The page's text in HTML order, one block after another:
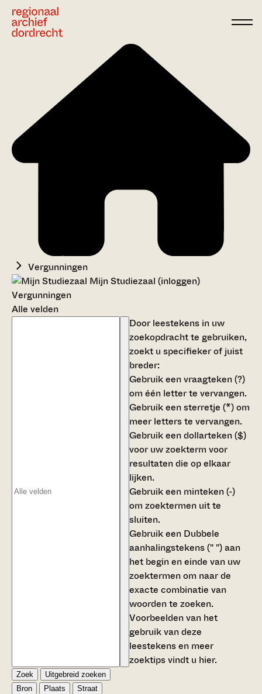
Vergunningen
Mijn Studiezaal (inloggen)
Vergunningen
Alle velden
Door leestekens in uw
zoekopdracht te gebruiken,
zoekt u specifieker of juist
breder:
Gebruik eenvraagteken (?)
om één letter te vervangen.
Gebruik eensterretje (*)om
meer letters te vervangen.
Gebruik eendollarteken ($)
voor uw zoekterm voor
resultaten die op elkaar
lijken.
Gebruik een minteken (-)
om zoektermen uit te
sluiten.
Gebruik een Dubbele
aanhalingstekens (" ")aan
het begin en einde van uw
zoektermen om naar de
exacte combinatie van
woorden te zoeken.
Voorbeelden van het
gebruik van deze
leestekens en meer
zoektips vindt u hier.
Zoek
Uitgebreid zoeken
Bron
Plaats Straat